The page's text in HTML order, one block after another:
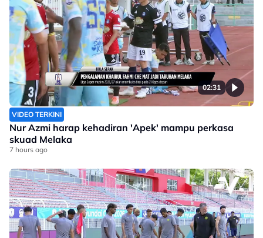
02:31
VIDEO TERKINI
Nur Azmi harap kehadiran 'Apek' mampu perkasa
skuad Melaka
7 hours ago